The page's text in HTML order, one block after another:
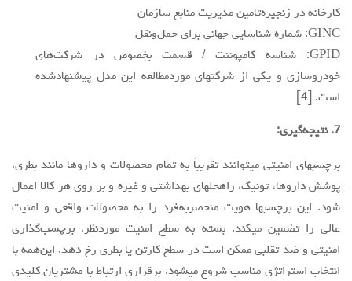
کارخانه در زنجیره‌تامین مدیریت منابع سازمان
GINC: شماره شناسایی جهانی برای حمل‌ونقل
GPID: شناسه کامپوننت / قسمت بخصوص در شرکت‌های
خودروسازی و یکی از شرکتهای موردمطالعه این مدل پیشنهادشده
است. [4]
7. نتیجه‌گیری:
برچسبهای امنیتی میتوانند تقریباً به تمام محصولات و داروها مانند بطری،
پوشش داروها، تونیک، راهحلهای بهداشتی و غیره و بر روی هر کالا اعمال
شود. این برچسبها هویت منحصربه‌فرد را به محصولات واقعی و امنیت
عالی را تضمین میکند. بسته به سطح امنیت موردنظر، برچسب‌گذاری
امنیتی و ضد تقلبی ممکن است در سطح کارتن یا بطری رخ دهد. این‌همه با
انتخاب استراتژی مناسب شروع میشود. برقراری ارتباط با مشتریان کلیدي